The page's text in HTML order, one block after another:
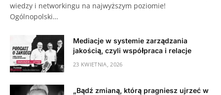
wiedzy i networkingu na najwyższym poziomie!
Ogólnopolski…
Mediacje w systemie zarządzania
jakością, czyli współpraca i relacje
23 KWIETNIA, 2026
„Bądź zmianą, którą pragniesz ujrzeć w